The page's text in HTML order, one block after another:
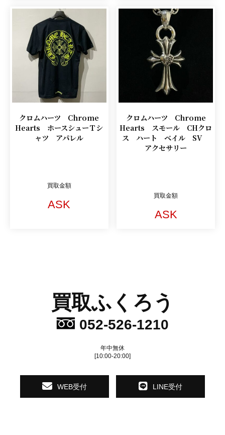
クロムハーツ Chrome
Hearts ホースシューＴシ
ャツ アパレル
買取金額
ASK
クロムハーツ Chrome
Hearts スモール CHクロ
ス ハート ベイル SV
アクセサリー
買取金額
ASK
買取ふくろう
052-526-1210
年中無休
[10:00-20:00]
WEB受付 LINE受付